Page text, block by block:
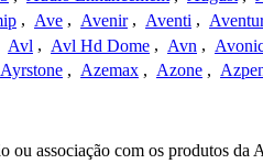
, Ave , Avenir , Aventi ,
Avl , Avl Hd Dome , Avn ,
Ayrstone , Azemax , Azone ,
associação com os produtos